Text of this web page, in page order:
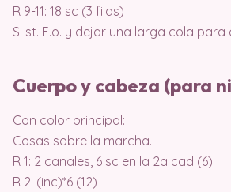
R 9-11: 18 sc (3 filas)
Sl st. F.o. y dejar una larga cola para
Cuerpo y cabeza (para
Con color principal:
Cosas sobre la marcha.
R 1: 2 canales, 6 sc en la 2a cad (6)
R 2: (inc)*6 (12)